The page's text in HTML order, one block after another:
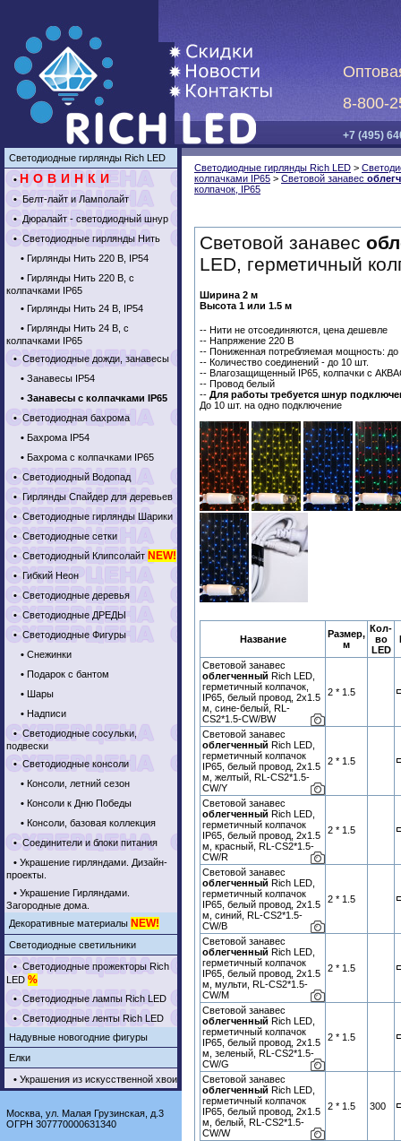
8-800-
+7 (495)
Светодиодные гирлянды Rich LED
•НОВИНКИ
•Белт-лайт и Ламполайт
•Дюралайт - светодиодный шнур
•Светодиодные гирлянды Нить
• Гирлянды Нить 220 В, IP54
• Гирлянды Нить 220 В, с
колпачками IP65
• Гирлянды Нить 24 В, IP54
• Гирлянды Нить 24 В, с
колпачками IP65
•Светодиодные дожди, занавесы
• Занавесы IP54
• Занавесы с колпачками IP65
•Светодиодная бахрома
• Бахрома IP54
• Бахрома с колпачками IP65
•Светодиодный Водопад
•Гирлянды Спайдер для деревьев
•Светодиодные гирлянды Шарики
•Светодиодные сетки
•Светодиодный Клипсолайт NEW!
•Гибкий Неон
•Светодиодные деревья
•Светодиодные ДРЕДЫ
•Светодиодные Фигуры
• Снежинки
• Подарок с бантом
• Шары
• Надписи
•Светодиодные сосульки,
подвески
•Светодиодные консоли
• Консоли, летний сезон
• Консоли к Дню Победы
• Консоли, базовая коллекция
•Соединители и блоки питания
• Украшение гирляндами. Дизайн-
проекты.
• Украшение Гирляндами.
Загородные дома.
Декоративные материалы NEW!
Светодиодные светильники
•Светодиодные прожекторы Rich
LED %
•Светодиодные лампы Rich LED
•Светодиодные ленты Rich LED
Надувные новогодние фигуры
Елки
• Украшения из искусственной хвои
Москва, ул. Малая Грузинская, д.3
ОГРН 307770000631340
Светодиодные гирлянды Rich LED >
колпачками IP65 > Световой занавес
колпачок, IP65
Световой занавес
LED, герметичный
Ширина 2 м
Высота 1 или 1.5 м
-- Нити не отсоединяются, цена дешевле
-- Напряжение 220 В
-- Пониженная потребляемая мощность: до
-- Количество соединений - до 10 шт.
-- Влагозащищенный IP65, колпачки с
-- Провод белый
-- Для работы требуется шнур
До 10 шт. на одно подключение
Название
Размер,
м
Кол-
во
LED
Световой занавес
облегченный Rich LED,
герметичный колпачок,
IP65, белый провод, 2х1.5
м, сине-белый, RL-
CS2*1.5-CW/BW
2 * 1.5
Световой занавес
облегченный Rich LED,
герметичный колпачок
IP65, белый провод, 2х1.5
м, желтый, RL-CS2*1.5-
CW/Y
2 * 1.5
Световой занавес
облегченный Rich LED,
герметичный колпачок
IP65, белый провод, 2х1.5
м, красный, RL-CS2*1.5-
CW/R
2 * 1.5
Световой занавес
облегченный Rich LED,
герметичный колпачок
IP65, белый провод, 2х1.5
м, синий, RL-CS2*1.5-
CW/B
2 * 1.5
Световой занавес
облегченный Rich LED,
герметичный колпачок
IP65, белый провод, 2х1.5
м, мульти, RL-CS2*1.5-
CW/M
2 * 1.5
Световой занавес
облегченный Rich LED,
герметичный колпачок
IP65, белый провод, 2х1.5
м, зеленый, RL-CS2*1.5-
CW/G
2 * 1.5
Световой занавес
облегченный Rich LED,
герметичный колпачок
IP65, белый провод, 2х1.5
м, белый, RL-CS2*1.5-
CW/W
2 * 1.5 300